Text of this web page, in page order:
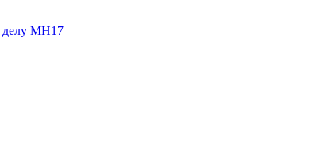
делу МН17